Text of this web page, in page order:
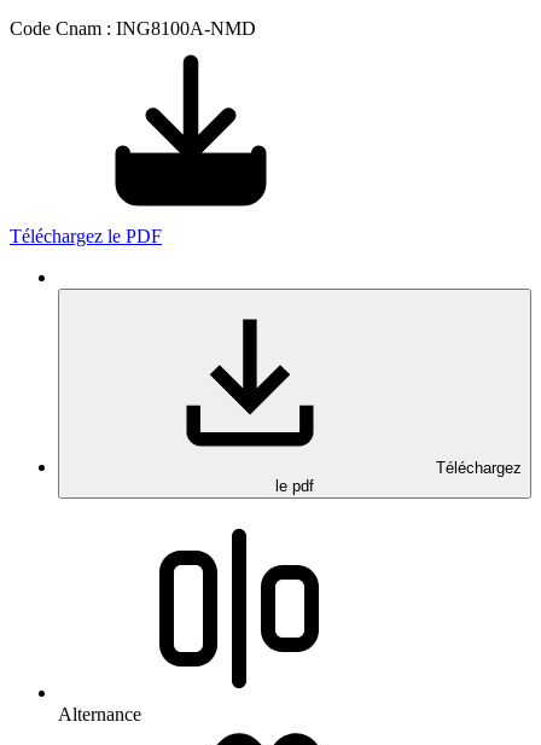
Code Cnam : ING8100A-NMD
Téléchargez le PDF
Téléchargez
le pdf
Alternance